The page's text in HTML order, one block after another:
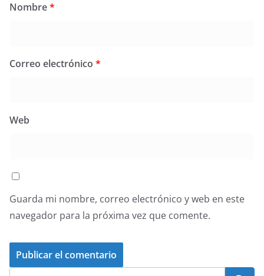
Nombre*
Correo electrónico *
Web
Guarda mi nombre, correo electrónico y web en este
navegador para la próxima vez que comente.